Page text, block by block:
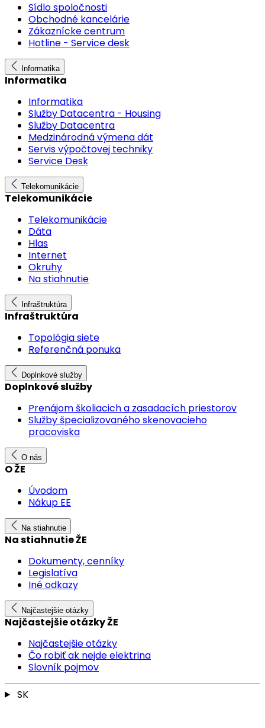
Sídlo spoločnosti
Obchodné kancelárie
Zákaznícke centrum
Hotline - Service desk
Informatika
Informatika
Informatika
Služby Datacentra - Housing
Služby Datacentra
Medzinárodná výmena dát
Servis výpočtovej techniky
Service Desk
Telekomunikácie
Telekomunikácie
Telekomunikácie
Dáta
Hlas
Internet
Okruhy
Na stiahnutie
Infraštruktúra
Infraštruktúra
Topológia siete
Referenčná ponuka
Doplnkové služby
Doplnkové služby
Prenájom školiacich a zasadacích priestorov
Služby špecializovaného skenovacieho
pracoviska
O nás
O ŽE
Úvodom
Nákup EE
Na stiahnutie
Na stiahnutie ŽE
Dokumenty, cenníky
Legislatíva
Iné odkazy
Najčastejšie otázky
Najčastejšie otázky ŽE
Najčastejšie otázky
Čo robiť ak nejde elektrina
Slovník pojmov
SK